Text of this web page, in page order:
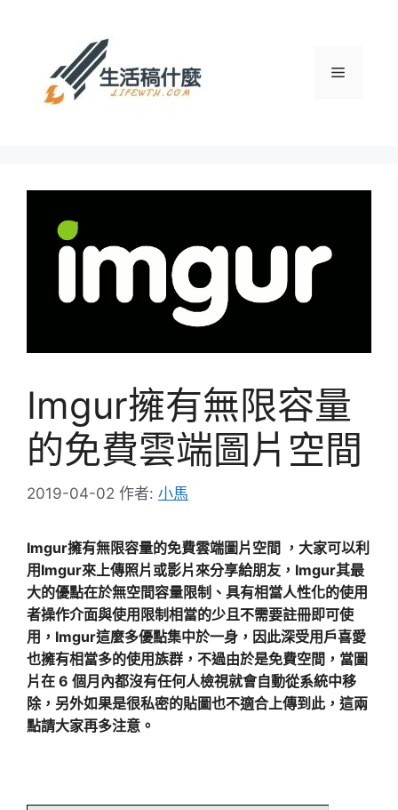
選
Imgur擁有無限容量
的免費雲端圖片空間
2019-04-02 作者: 小馬
Imgur擁有無限容量的免費雲端圖片空間 ，大家可以利
用Imgur來上傳照片或影片來分享給朋友，Imgur其最
大的優點在於無空間容量限制、具有相當人性化的使用
者操作介面與使用限制相當的少且不需要註冊即可使
用，Imgur這麼多優點集中於一身，因此深受用戶喜愛
也擁有相當多的使用族群，不過由於是免費空間，當圖
片在 6 個月內都沒有任何人檢視就會自動從系統中移
除，另外如果是很私密的貼圖也不適合上傳到此，這兩
點請大家再多注意。